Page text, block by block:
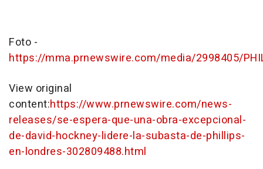
Foto -
https://mma.prnewswire.com/media/2998405/
View original
content:https://www.prnewswire.com/news-
releases/se-espera-que-una-obra-excepcional-
de-david-hockney-lidere-la-subasta-de-phillips-
en-londres-302809488.html